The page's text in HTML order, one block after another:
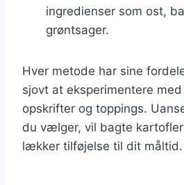
ingredienser som ost,
grøntsager.
Hver metode har sine
sjovt at eksperimentere
opskrifter og toppings.
du vælger, vil bagte
lækker tilføjelse til dit måltid.